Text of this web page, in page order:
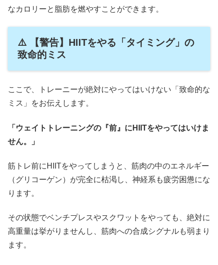
なカロリーと脂肪を燃やすことができます。
⚠️ 【警告】HIITをやる「タイミング」の
致命的ミス
ここで、トレーニーが絶対にやってはいけない「致命的な
ミス」をお伝えします。
「ウェイトトレーニングの『前』にHIITをやってはいけま
せん。」
筋トレ前にHIITをやってしまうと、筋肉の中のエネルギー
（グリコーゲン）が完全に枯渇し、神経系も疲労困憊にな
ります。
その状態でベンチプレスやスクワットをやっても、絶対に
高重量は挙がりませんし、筋肉への合成シグナルも弱まり
ます。